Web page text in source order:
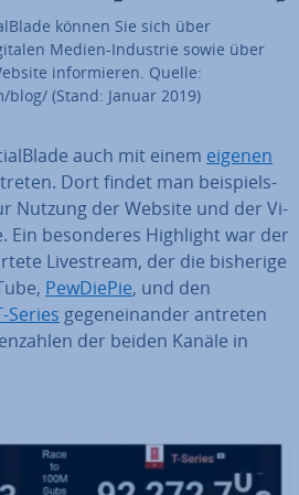
können Sie sich über
Medien-Industrie sowie über
in­for­mie­ren. Quelle:
(Stand: Januar 2019)
auch mit einem eigenen
Dort findet man bei­spiels­
Nutzung der Website und der Vi­
Ein be­son­de­res Highlight war der
Live­stream, der die bisherige
PewDiePie, und den
Series ge­gen­ein­an­der antreten
der beiden Kanäle in